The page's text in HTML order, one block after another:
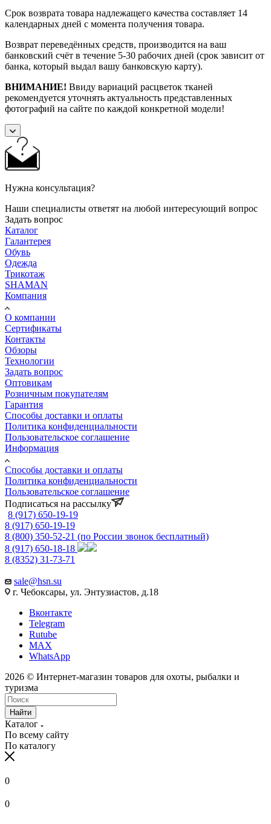
Срок возврата товара надлежащего качества составляет 14
календарных дней с момента получения товара.
Возврат переведённых средств, производится на ваш
банковский счёт в течение 5-30 рабочих дней (срок зависит от
банка, который выдал вашу банковскую карту).
ВНИМАНИЕ! Ввиду вариаций расцветок тканей
рекомендуется уточнять актуальность представленных
фотографий на сайте по каждой конкретной модели!
Нужна консультация?
Наши специалисты ответят на любой интересующий вопрос
Задать вопрос
Каталог
Галантерея
Обувь
Одежда
Трикотаж
SHAMAN
Компания
О компании
Сертификаты
Контакты
Обзоры
Технологии
Задать вопрос
Оптовикам
Розничным покупателям
Гарантия
Способы доставки и оплаты
Политика конфиденциальности
Пользовательское соглашение
Информация
Способы доставки и оплаты
Политика конфиденциальности
Пользовательское соглашение
Подписаться на рассылку
8 (917) 650-19-19
8 (917) 650-19-19
8 (800) 350-52-21 (по России звонок бесплатный)
8 (917) 650-18-18
8 (8352) 31-73-71
sale@hsn.su
г. Чебоксары, ул. Энтузиастов, д.18
Вконтакте
Telegram
Rutube
MAX
WhatsApp
2026 © Интернет-магазин товаров для охоты, рыбалки и
туризма
Найти
Каталог
По всему сайту
По каталогу
0
0